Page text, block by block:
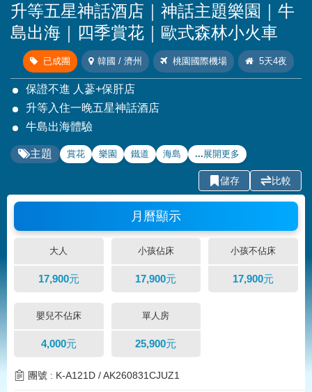
升等五星神話酒店｜神話主題樂園｜牛
島出海｜四季賞花｜歐式森林小火車
已成團 韓國 / 濟州 桃園國際機場 5天4夜
保證不進 人蔘+保肝店
升等入住一晚五星神話酒店
牛島出海體驗
主題 賞花 樂園 鐵道 海島 ...展開更多
儲存 比較
月曆顯示
大人 小孩佔床 小孩不佔床
17,900元 17,900元 17,900元
嬰兒不佔床 單人房
4,000元 25,900元
團號 : K-A121D / AK260831CJUZ1